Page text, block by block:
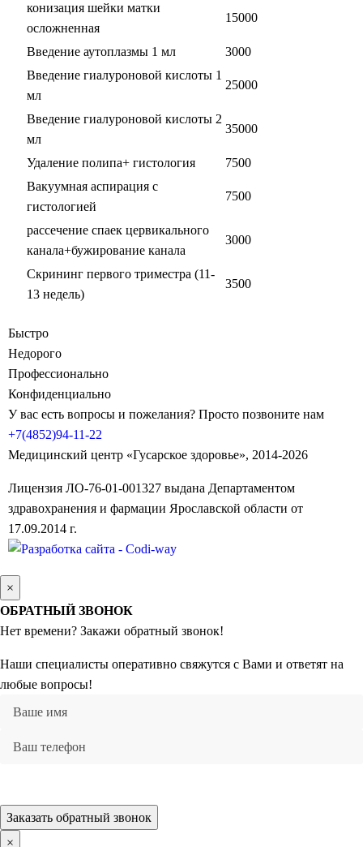
конизация шейки матки
осложненная
15000
Введение аутоплазмы 1 мл
3000
Введение гиалуроновой кислоты 1
мл
25000
Введение гиалуроновой кислоты 2
мл
35000
Удаление полипа+ гистология
7500
Вакуумная аспирация с
гистологией
7500
рассечение спаек цервикального
канала+бужирование канала
3000
Скрининг первого триместра (11-
13 недель)
3500
Быстро
Недорого
Профессионально
Конфиденциально
У вас есть вопросы и пожелания? Просто позвоните нам
+7(4852)94-11-22
Медицинский центр «Гусарское здоровье», 2014-2026
Лицензия ЛО-76-01-001327 выдана Департаментом
здравохранения и фармации Ярославской области от
17.09.2014 г.
×
ОБРАТНЫЙ ЗВОНОК
Нет времени? Закажи обратный звонок!
Наши специалисты оперативно свяжутся с Вами и ответят на
любые вопросы!
Заказать обратный звонок
×